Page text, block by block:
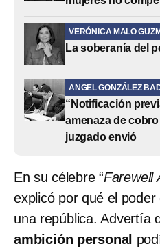
VERÓNICA MALO
La soberanía del
ANGEL GONZÁLEZ
“Notificación
amenaza de
juzgado envió
En su célebre “Farewell
explicó por qué el
una república. Advertía
ambición personal